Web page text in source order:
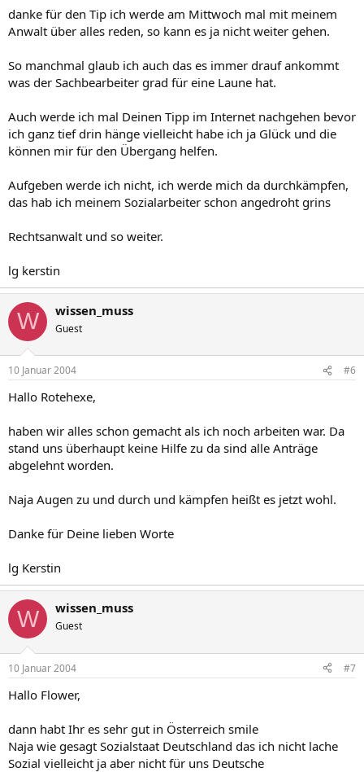
danke für den Tip ich werde am Mittwoch mal mit meinem
Anwalt über alles reden, so kann es ja nicht weiter gehen.
So manchmal glaub ich auch das es immer drauf ankommt
was der Sachbearbeiter grad für eine Laune hat.
Auch werde ich mal Deinen Tipp im Internet nachgehen bevor
ich ganz tief drin hänge vielleicht habe ich ja Glück und die
können mir für den Übergang helfen.
Aufgeben werde ich nicht, ich werde mich da durchkämpfen,
das hab ich meinem Sozialarbeiter schon angedroht grins
Rechtsanwalt und so weiter.
lg kerstin
W wissen_muss
Guest
10 Januar 2004 #6
Hallo Rotehexe,
haben wir alles schon gemacht als ich noch arbeiten war. Da
stand uns überhaupt keine Hilfe zu da sind alle Anträge
abgelehnt worden.
Naja Augen zu und durch und kämpfen heißt es jetzt wohl.
Danke für Deine lieben Worte
lg Kerstin
W wissen_muss
Guest
10 Januar 2004 #7
Hallo Flower,
dann habt Ihr es sehr gut in Österreich smile
Naja wie gesagt Sozialstaat Deutschland das ich nicht lache
Sozial vielleicht ja aber nicht für uns Deutsche